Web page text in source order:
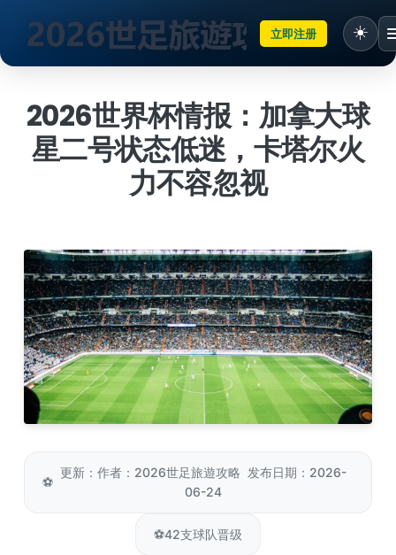
立即注册 ☀️
2026世界杯情报：加拿大球
星二号状态低迷，卡塔尔火
力不容忽视
⚽
更新：作者：2026世足旅遊攻略 发布日期：2026-
06-24
⚽42支球队晋级